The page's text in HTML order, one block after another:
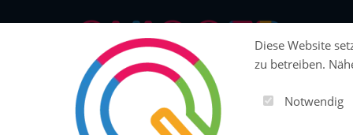
Ob Website, SaaS-Plattform, E-Commerce oder ERP:
modulare Open-Source-Plattform, mit der du
entwickeln, betreiben und skalieren kannst.
Diese Website
zu betreiben.
Notwendig